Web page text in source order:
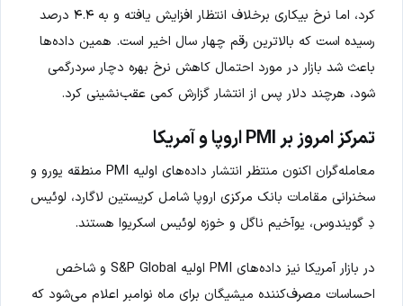
کرد، اما نرخ بیکاری برخلاف انتظار افزایش یافته و به ۴.۴ درصد
رسیده است که بالاترین رقم چهار سال اخیر است. همین داده‌ها
باعث شد بازار در مورد احتمال کاهش نرخ بهره دچار سردرگمی
شود، هرچند دلار پس از انتشار گزارش کمی عقب‌نشینی کرد.
تمرکز امروز بر PMI اروپا و آمریکا
معامله‌گران اکنون منتظر انتشار داده‌های اولیه PMI منطقه یورو و
سخنرانی مقامات بانک مرکزی اروپا شامل کریستین لاگارد، لوئیس
دِ گویندوس، یوآخیم ناگل و خوزه لوئیس اسکریوا هستند.
در بازار آمریکا نیز داده‌های PMI اولیه S&P Global و شاخص
احساسات مصرف‌کننده میشیگان برای ماه نوامبر اعلام می‌شود که